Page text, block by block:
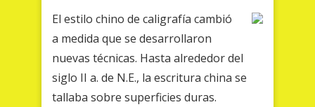
El estilo chino de caligrafía cambió
a medida que se desarrollaron
nuevas técnicas. Hasta alrededor del
siglo II a. de N.E., la escritura china se
tallaba sobre superficies duras.